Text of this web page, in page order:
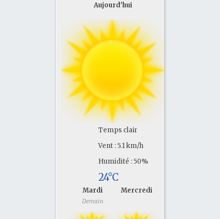
Aujourd'hui
Temps clair
Vent : 5.1 km/h
Humidité : 50%
24°C
Mardi
Demain
Mercredi